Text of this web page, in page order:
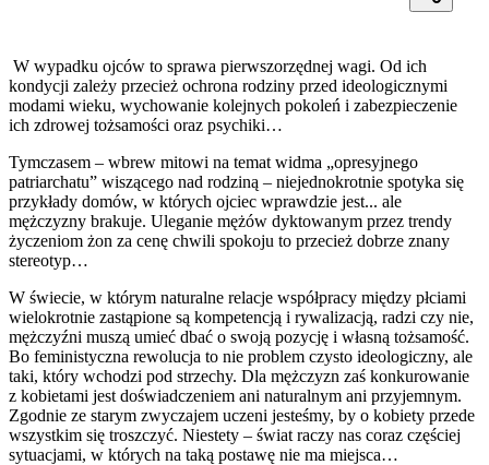
W wypadku ojców to sprawa pierwszorzędnej wagi. Od ich
kondycji zależy przecież ochrona rodziny przed ideologicznymi
modami wieku, wychowanie kolejnych pokoleń i zabezpieczenie
ich zdrowej tożsamości oraz psychiki…
Tymczasem – wbrew mitowi na temat widma „opresyjnego
patriarchatu” wiszącego nad rodziną – niejednokrotnie spotyka się
przykłady domów, w których ojciec wprawdzie jest... ale
mężczyzny brakuje. Uleganie mężów dyktowanym przez trendy
życzeniom żon za cenę chwili spokoju to przecież dobrze znany
stereotyp…
W świecie, w którym naturalne relacje współpracy między płciami
wielokrotnie zastąpione są kompetencją i rywalizacją, radzi czy nie,
mężczyźni muszą umieć dbać o swoją pozycję i własną tożsamość.
Bo feministyczna rewolucja to nie problem czysto ideologiczny, ale
taki, który wchodzi pod strzechy. Dla mężczyzn zaś konkurowanie
z kobietami jest doświadczeniem ani naturalnym ani przyjemnym.
Zgodnie ze starym zwyczajem uczeni jesteśmy, by o kobiety przede
wszystkim się troszczyć. Niestety – świat raczy nas coraz częściej
sytuacjami, w których na taką postawę nie ma miejsca…